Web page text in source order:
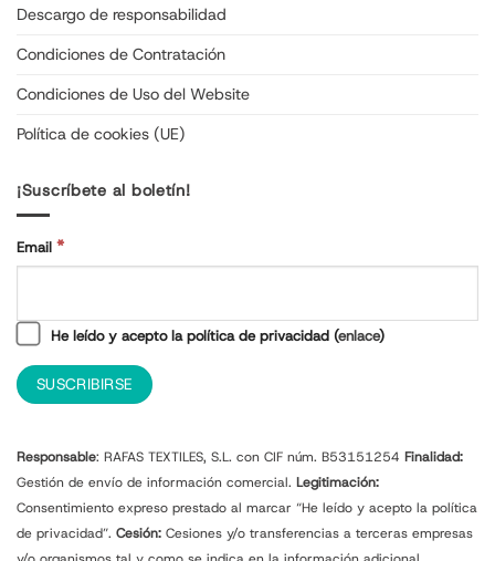
Descargo de responsabilidad
Condiciones de Contratación
Condiciones de Uso del Website
Política de cookies (UE)
¡Suscríbete al boletín!
Email *
He leído y acepto la política de privacidad (enlace)
Responsable: RAFAS TEXTILES, S.L. con CIF núm. B53151254 Finalidad:
Gestión de envío de información comercial. Legitimación:
Consentimiento expreso prestado al marcar “He leído y acepto la política
de privacidad”. Cesión: Cesiones y/o transferencias a terceras empresas